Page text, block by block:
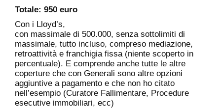
Totale: 950 euro
Con i Lloyd’s,
con massimale di 500.000, senza sottolimiti di
massimale, tutto incluso, compreso mediazione,
retroattività e franchigia fissa (niente scoperto in
percentuale). E comprende anche tutte le altre
coperture che con Generali sono altre opzioni
aggiuntive a pagamento e che non ho citato
nell’esempio (Curatore Fallimentare, Procedure
esecutive immobiliari, ecc)